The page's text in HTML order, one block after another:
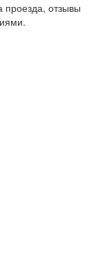
отзывы